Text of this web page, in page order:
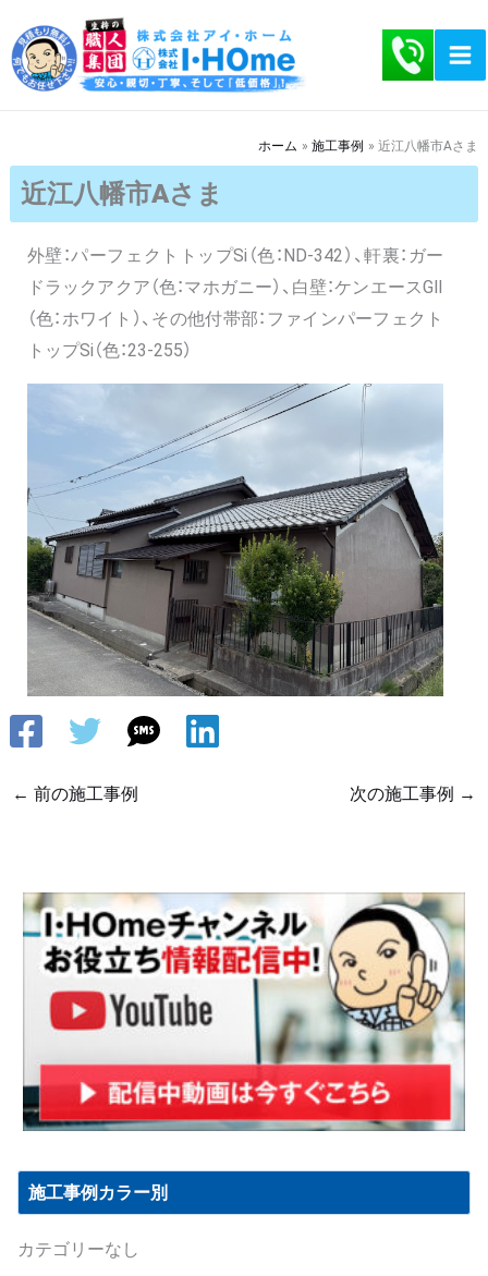
容
を
ッ
ホーム 施工事例 近江八幡市Aさま
近江八幡市Aさま
外壁：パーフェクトトップSi（色：ND-342）、軒裏：ガー
ドラックアクア（色：マホガニー）、白壁：ケンエースGⅡ
（色：ホワイト）、その他付帯部：ファインパーフェクト
トップSi（色：23-255）
← 前の施工事例 次の施工事例 →
施工事例カラー別
カテゴリーなし